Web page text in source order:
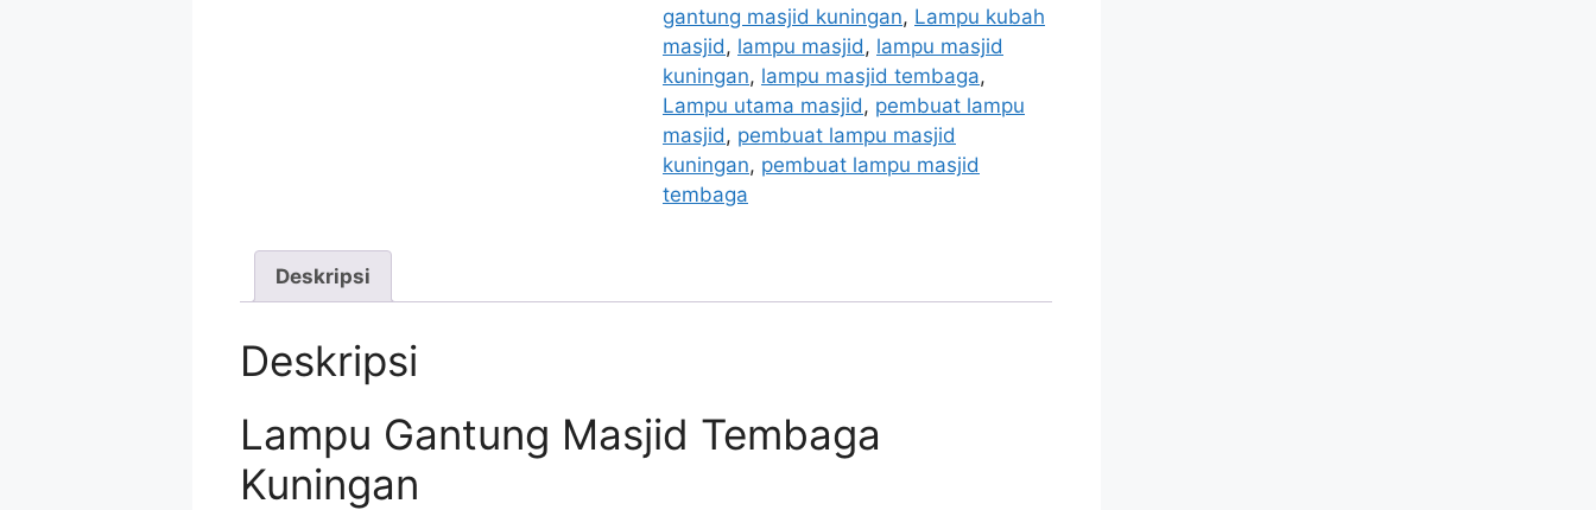
gantung masjid kuningan, Lampu kubah
masjid, lampu masjid, lampu masjid
kuningan, lampu masjid tembaga,
Lampu utama masjid, pembuat lampu
masjid, pembuat lampu masjid
kuningan, pembuat lampu masjid
tembaga
Deskripsi
Deskripsi
Lampu Gantung Masjid Tembaga
Kuningan